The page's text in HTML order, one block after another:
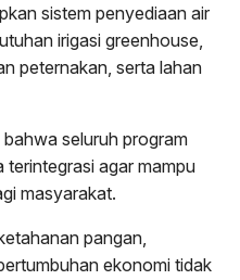
sistem penyediaan air
irigasi greenhouse,
peternakan, serta lahan
seluruh program
terintegrasi agar mampu
masyarakat.
pangan,
ekonomi tidak